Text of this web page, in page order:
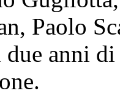
Paolo
anni